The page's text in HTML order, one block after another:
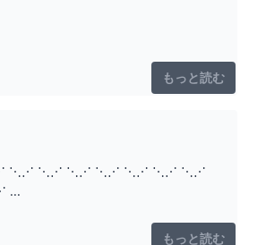
もっと読む
ゃ～！⋱⋰ ⋱⋰ ⋱⋰ ⋱⋰ ⋱⋰ ⋱⋰ ⋱⋰ ⋱⋰
...
もっと読む